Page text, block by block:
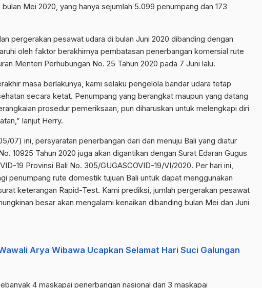
Mei 2020, yang hanya sejumlah 5.099 penumpang dan 173
pergerakan pesawat udara di bulan Juni 2020 dibanding dengan
oleh faktor berakhirnya pembatasan penerbangan komersial rute
Menteri Perhubungan No. 25 Tahun 2020 pada 7 Juni lalu.
masa berlakunya, kami selaku pengelola bandar udara tetap
secara ketat. Penumpang yang berangkat maupun yang datang
prosedur pemeriksaan, pun diharuskan untuk melengkapi diri
lanjut Herry.
07) ini, persyaratan penerbangan dari dan menuju Bali yang diatur
10925 Tahun 2020 juga akan digantikan dengan Surat Edaran Gugus
19 Provinsi Bali No. 305/GUGASCOVID-19/VI/2020. Per hari ini,
penumpang rute domestik tujuan Bali untuk dapat menggunakan
keterangan Rapid-Test. Kami prediksi, jumlah pergerakan pesawat
besar akan mengalami kenaikan dibanding bulan Mei dan Juni
Arya Wibawa Ucapkan Selamat Hari Suci Galungan
4 maskapai penerbangan nasional dan 3 maskapai